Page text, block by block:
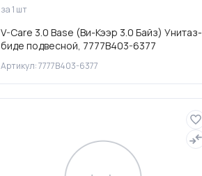
за 1 шт
V-Care 3.0 Base (Ви-Кээр 3.0 Байз) Унитаз-
биде подвесной, 7777B403-6377
Артикул: 7777B403-6377